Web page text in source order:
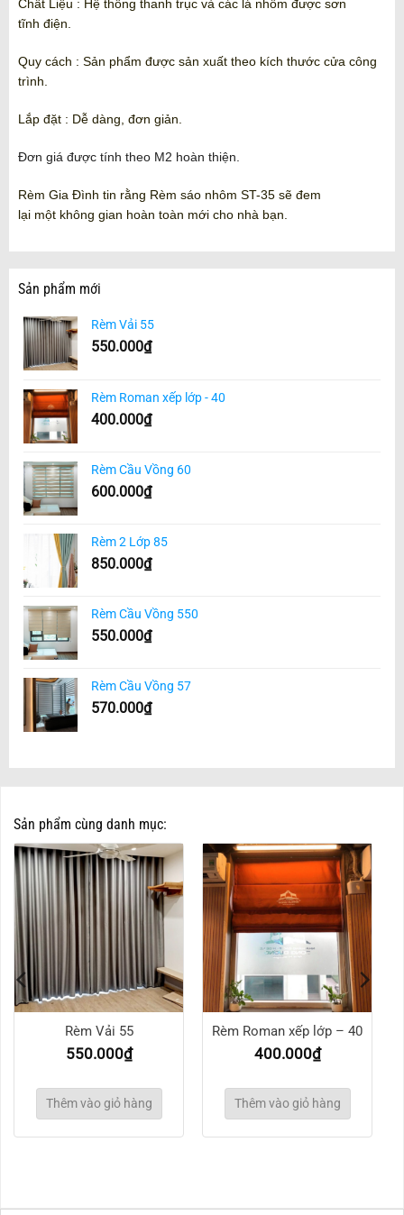
Chất Liệu : Hệ thống thanh trục và các lá nhôm được sơn
tĩnh điện.
Quy cách : Sản phẩm được sản xuất theo kích thước cửa công
trình.
Lắp đặt : Dễ dàng, đơn giản.
Đơn giá đượctính theo M2 hoàn thiện.
Rèm Gia Đình tin rằng Rèm sáo nhôm ST-35 sẽ đem
lại một không gian hoàn toàn mới cho nhà bạn.
Sản phẩm mới
Rèm Vải 55
550.000₫
Rèm Roman xếp lớp - 40
400.000₫
Rèm Cầu Vồng 60
600.000₫
Rèm 2 Lớp 85
850.000₫
Rèm Cầu Vồng 550
550.000₫
Rèm Cầu Vồng 57
570.000₫
Sản phẩm cùng danh mục:
Rèm Vải 55
550.000₫
Thêm vào giỏ hàng
Rèm Roman xếp lớp – 40
400.000₫
Thêm vào giỏ hàng